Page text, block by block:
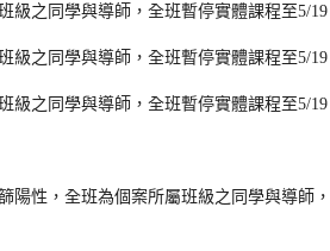
級之同學與導師，全班暫停實體課程至5/19
級之同學與導師，全班暫停實體課程至5/19
級之同學與導師，全班暫停實體課程至5/19
陽性，全班為個案所屬班級之同學與導師 ，